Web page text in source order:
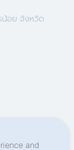
น้อย จังหวัด
and